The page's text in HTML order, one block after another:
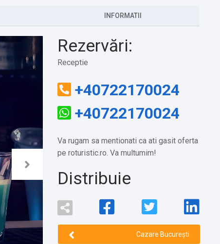
INFORMATII
Rezervări:
Receptie
+40722170024
+40722170024
Va rugam sa mentionati ca ati gasit oferta
pe roturistic.ro. Va multumim!
Distribuie
Cazare București